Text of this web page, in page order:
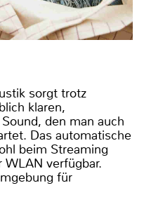
sorgt trotz
klaren,
den man auch
Das automatische
beim Streaming
verfügbar.
für